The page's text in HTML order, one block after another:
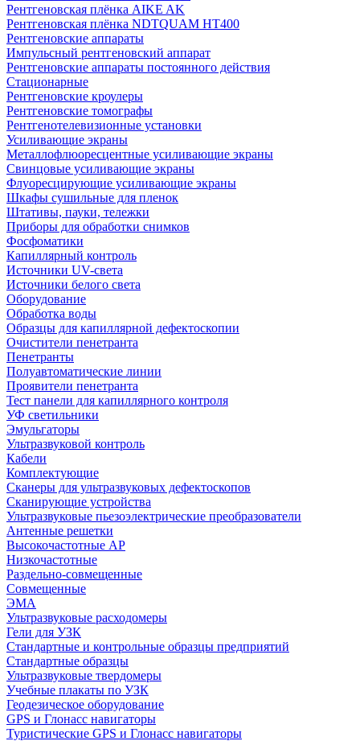
Рентгеновская плёнка AIKE AK
Рентгеновская плёнка NDTQUAM HT400
Рентгеновские аппараты
Импульсный рентгеновский аппарат
Рентгеновские аппараты постоянного действия
Стационарные
Рентгеновские кроулеры
Рентгеновские томографы
Рентгенотелевизионные установки
Усиливающие экраны
Металлофлюоресцентные усиливающие экраны
Свинцовые усиливающие экраны
Флуоресцирующие усиливающие экраны
Шкафы сушильные для пленок
Штативы, пауки, тележки
Приборы для обработки снимков
Фосфоматики
Капиллярный контроль
Источники UV-света
Источники белого света
Оборудование
Обработка воды
Образцы для капиллярной дефектоскопии
Очистители пенетранта
Пенетранты
Полуавтоматические линии
Проявители пенетранта
Тест панели для капиллярного контроля
УФ светильники
Эмульгаторы
Ультразвуковой контроль
Кабели
Комплектующие
Сканеры для ультразвуковых дефектоскопов
Сканирующие устройства
Ультразвуковые пьезоэлектрические преобразователи
Антенные решетки
Высокочастотные АР
Низкочастотные
Раздельно-совмещенные
Совмещенные
ЭМА
Ультразвуковые расходомеры
Гели для УЗК
Стандартные и контрольные образцы предприятий
Стандартные образцы
Ультразвуковые твердомеры
Учебные плакаты по УЗК
Геодезическое оборудование
GPS и Глонасс навигаторы
Туристические GPS и Глонасс навигаторы